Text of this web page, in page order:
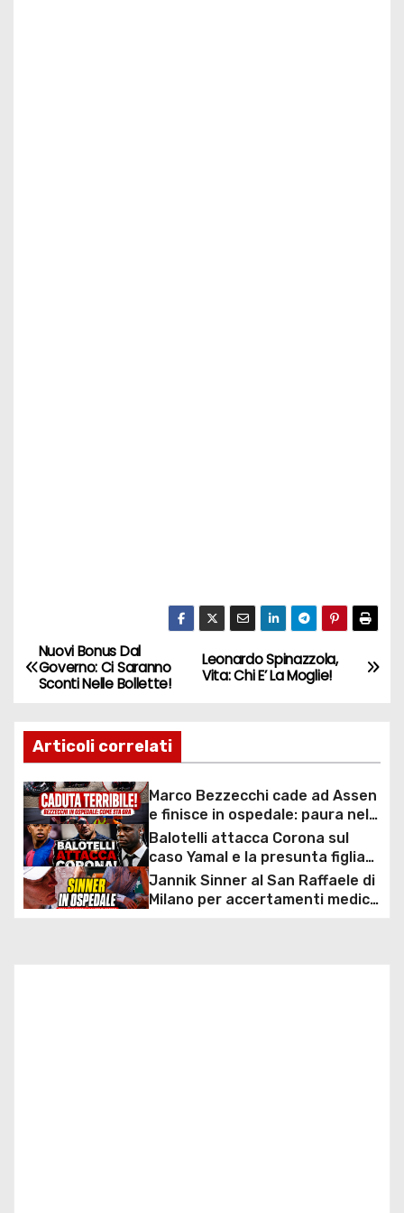
N
a
v
i
g
a
z
Leonardo Spinazzola,
Vita: Chi E’ La Moglie!
Nuovi Bonus Dal
Governo: Ci Saranno
Sconti Nelle Bollette!
Articoli correlati
Marco Bezzecchi cade ad Assen
e finisce in ospedale: paura nel
GP d’Olanda, ecco come sta il
pilota Aprilia dopo l’incidente
Balotelli attacca Corona sul
caso Yamal e la presunta figlia
segreta: esplode la polemica sui
social
Jannik Sinner al San Raffaele di
Milano per accertamenti medici: